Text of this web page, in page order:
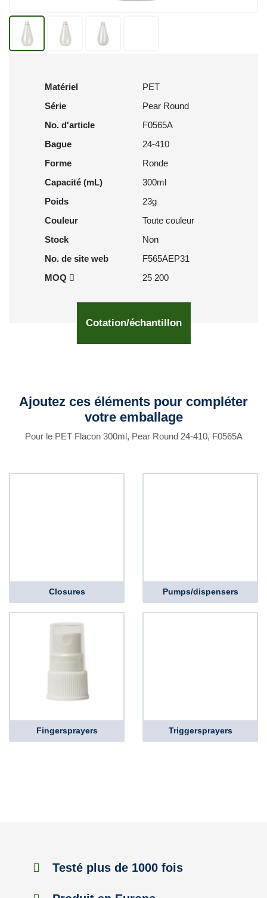
Matériel
PET
Série
Pear Round
No. d'article
F0565A
Bague
24-410
Forme
Ronde
Capacité (mL)
300ml
Poids
23g
Couleur
Toute couleur
Stock
Non
No. de site web
F565AEP31
MOQ
25 200
Cotation/échantillon
Ajoutez ces éléments pour compléter
votre emballage
Pour le PET Flacon 300ml, Pear Round 24-410, F0565A
Closures Pumps/dispensers
Fingersprayers Triggersprayers
Testé plus de 1000 fois